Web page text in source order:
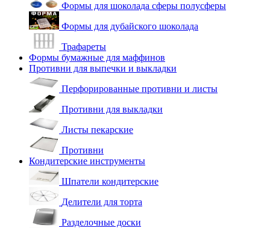
Формы для шоколада сферы полусферы
Формы для дубайского шоколада
Трафареты
Формы бумажные для маффинов
Противни для выпечки и выкладки
Перфорированные противни и листы
Противни для выкладки
Листы пекарские
Противни
Кондитерские инструменты
Шпатели кондитерские
Делители для торта
Разделочные доски